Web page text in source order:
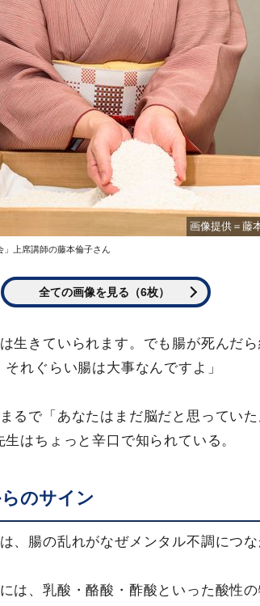
画像提供＝藤
」上席講師の藤本倫子さん
全ての画像を見る（6枚）
生きていられます。でも腸が死んだ
れぐらい腸は大事なんですよ」
るで「あなたはまだ脳だと思ってい
はちょっと辛口で知られている。
のサイン
、腸の乱れがなぜメンタル不調につな
は、乳酸・酪酸・酢酸といった酸性